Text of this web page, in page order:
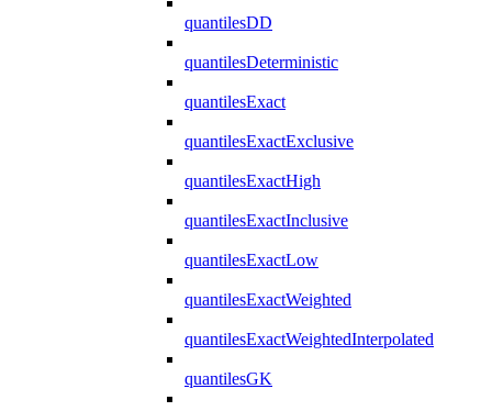
quantilesDD
quantilesDeterministic
quantilesExact
quantilesExactExclusive
quantilesExactHigh
quantilesExactInclusive
quantilesExactLow
quantilesExactWeighted
quantilesExactWeightedInterpolated
quantilesGK